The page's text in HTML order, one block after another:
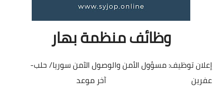
وظائف منظمة بهار
إعلان توظيف: مسؤول الأمن والوصول الآمنسوريا/ حلب-
عفرين آخر موعد